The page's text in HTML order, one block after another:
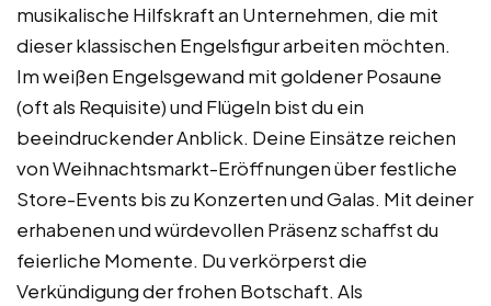
musikalische Hilfskraft an Unternehmen, die mit
dieser klassischen Engelsfigur arbeiten möchten.
Im weißen Engelsgewand mit goldener Posaune
(oft als Requisite) und Flügeln bist du ein
beeindruckender Anblick. Deine Einsätze reichen
von Weihnachtsmarkt-Eröffnungen über festliche
Store-Events bis zu Konzerten und Galas. Mit deiner
erhabenen und würdevollen Präsenz schaffst du
feierliche Momente. Du verkörperst die
Verkündigung der frohen Botschaft. Als